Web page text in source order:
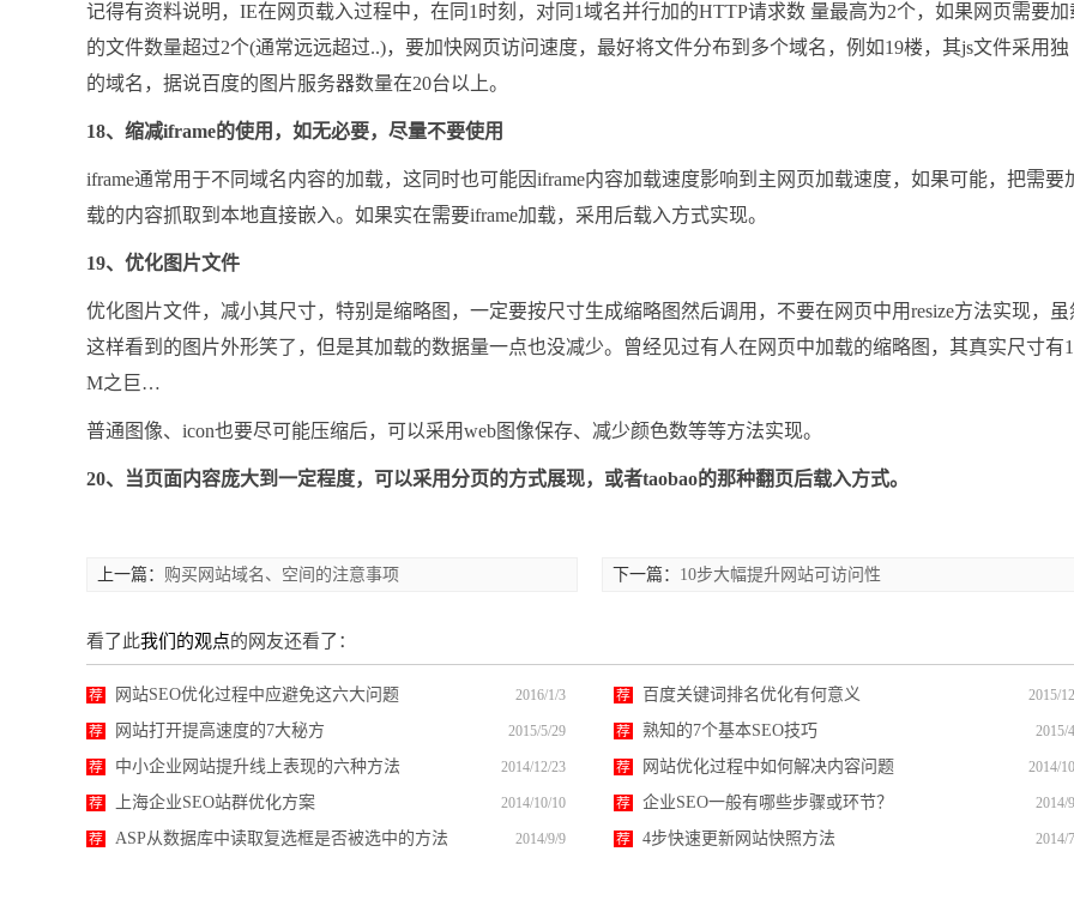
记得有资料说明，IE在网页载入过程中，在同1时刻，对同1域名并行加的HTTP请求数 量最高为2个，如果网页需要加
的文件数量超过2个(通常远远超过..)，要加快网页访问速度，最好将文件分布到多个域名，例如19楼，其js文件采用独
的域名，据说百度的图片服务器数量在20台以上。
18、缩减iframe的使用，如无必要，尽量不要使用
iframe通常用于不同域名内容的加载，这同时也可能因iframe内容加载速度影响到主网页加载速度，如果可能，把需要
载的内容抓取到本地直接嵌入。如果实在需要iframe加载，采用后载入方式实现。
19、优化图片文件
优化图片文件，减小其尺寸，特别是缩略图，一定要按尺寸生成缩略图然后调用，不要在网页中用resize方法实现，虽
这样看到的图片外形笑了，但是其加载的数据量一点也没减少。曾经见过有人在网页中加载的缩略图，其真实尺寸有
M之巨…
普通图像、icon也要尽可能压缩后，可以采用web图像保存、减少颜色数等等方法实现。
20、当页面内容庞大到一定程度，可以采用分页的方式展现，或者taobao的那种翻页后载入方式。
上一篇： 购买网站域名、空间的注意事项 下一篇： 10步大幅提升网站可访问性
看了此我们的观点的网友还看了：
荐 2016/1/3
网站SEO优化过程中应避免这六大问题 荐 2015/
百度关键词排名优化有何意义
荐 2015/5/29
网站打开提高速度的7大秘方 荐 2015/
熟知的7个基本SEO技巧
荐 2014/12/23
中小企业网站提升线上表现的六种方法 荐 2014/
网站优化过程中如何解决内容问题
荐 2014/10/10
上海企业SEO站群优化方案 荐 2014/
企业SEO一般有哪些步骤或环节？
荐 2014/9/9
ASP从数据库中读取复选框是否被选中的方法 荐 2014/
4步快速更新网站快照方法